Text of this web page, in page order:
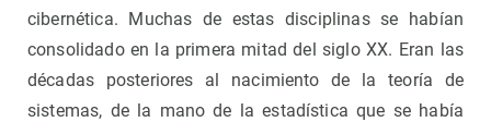
cibernética. Muchas de estas disciplinas se habían
consolidado en la primera mitad del siglo XX. Eran las
décadas posteriores al nacimiento de la teoría de
sistemas, de la mano de la estadística que se había